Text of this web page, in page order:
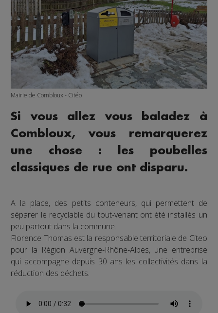
Mairie de Combloux - Citéo
Si vous allez vous baladez à
Combloux, vous remarquerez
une chose : les poubelles
classiques de rue ont disparu.
A la place, des petits conteneurs, qui permettent de
séparer le recyclable du tout-venant ont été installés un
peu partout dans la commune.
Florence Thomas est la responsable territoriale de Citeo
pour la Région Auvergne-Rhône-Alpes, une entreprise
qui accompagne depuis 30 ans les collectivités dans la
réduction des déchets.